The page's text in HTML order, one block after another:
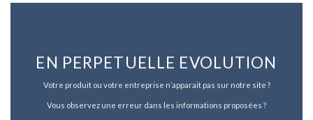
EN PERPETUELLE EVOLUTION
Votre produit ou votre entreprise n’apparait pas sur notre site ?
Vous observez une erreur dans les informations proposées ?